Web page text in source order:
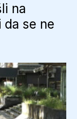
na
se ne